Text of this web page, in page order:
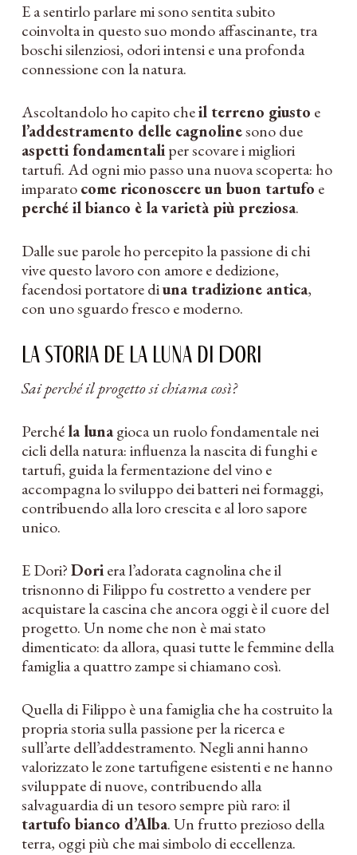
E a sentirlo parlare mi sono sentita subito
coinvolta in questo suo mondo affascinante, tra
boschi silenziosi, odori intensi e una profonda
connessione con la natura.
Ascoltandolo ho capito cheil terreno giusto e
l’addestramento delle cagnolinesono due
aspetti fondamentaliper scovare i migliori
tartufi. Ad ogni mio passo una nuova scoperta: ho
imparatocome riconoscere un buon tartufo e
perché il bianco è la varietà più preziosa.
Dalle sue parole ho percepito la passione di chi
vive questo lavoro con amore e dedizione,
facendosi portatore diuna tradizione antica,
con uno sguardo fresco e moderno.
La storia de La Luna di Dori
Sai perché il progetto si chiama così?
Perchéla lunagioca un ruolo fondamentale nei
cicli della natura: influenza la nascita di funghi e
tartufi, guida la fermentazione del vino e
accompagna lo sviluppo dei batteri nei formaggi,
contribuendo alla loro crescita e al loro sapore
unico.
E Dori?Doriera l’adorata cagnolina che il
trisnonno di Filippo fu costretto a vendere per
acquistare la cascina che ancora oggi è il cuore del
progetto. Un nome che non è mai stato
dimenticato: da allora, quasi tutte le femmine della
famiglia a quattro zampe si chiamano così.
Quella di Filippo è una famiglia che ha costruito la
propria storia sulla passione per la ricerca e
sull’arte dell’addestramento. Negli anni hanno
valorizzato le zone tartufigene esistenti e ne hanno
sviluppate di nuove, contribuendo alla
salvaguardia di un tesoro sempre più raro: il
tartufo bianco d’Alba. Un frutto prezioso della
terra, oggi più che mai simbolo di eccellenza.